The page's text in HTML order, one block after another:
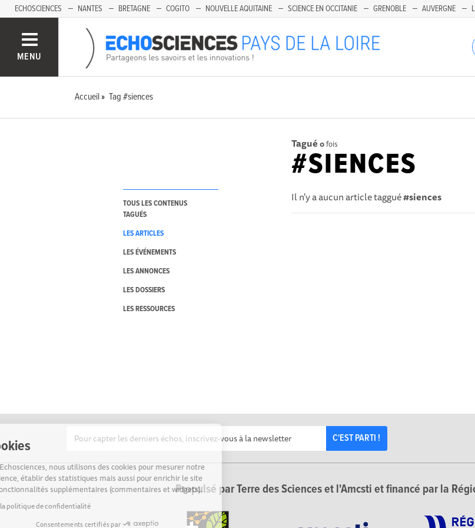
Cookies
Sur Echosciences, nous utilisons des cookies pour mesurer notre
audience, établir des statistiques mais aussi pour enrichir le site
de fonctionnalités supplémentaires (commentaires et widgets).
Lire la politique de confidentialité
Consentements certifiés par
ECHOSCIENCES NANTES BRETAGNE COGITO NOUVELLE AQUITAINE SCIENCE EN OCCITANIE GRENOBLE AUVERGNE
MENU
Accueil Tag #siences
TOUS LES CONTENUS
TAGUÉS
LES ARTICLES
LES ÉVÉNEMENTS
LES ANNONCES
LES DOSSIERS
LES RESSOURCES
Tagué 0fois
#SIENCES
Il n'y a aucun article taggué#siences
C'EST PARTI !
Propulsé par Terre des Sciences et l'Amcsti et financé par la